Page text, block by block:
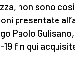
non sono
presentate
Paolo
fin qui